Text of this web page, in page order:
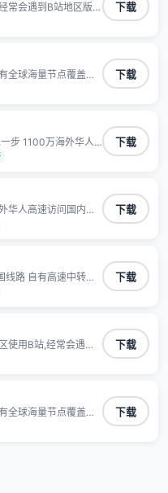
常会遇到B站地区版权
用我们的哔哩哔哩
问题,一键网络回国,
下载
全球海量节点覆盖，
外华人和留学生打
随时高速稳定低延迟
下载
步 1100万海外华人
iOS Windows
解更多 看视频 全球高
能畅快追剧!
下载
华人高速访问国内网
国内视频、音乐卡顿
低延迟稳定不掉线,畅
下载
路 自有高速中转节
应用内直达视频音
干扰 不间断的隐私保
下载
使用B站,经常会遇到B
顿等问题,使用我们
决各类网络问题,一键
下载
全球海量节点覆盖，
外华人和留学生打
随时高速稳定低延迟
下载